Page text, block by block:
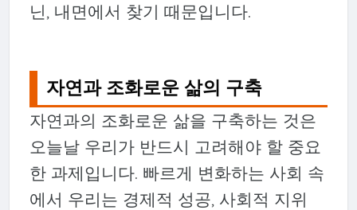
닌, 내면에서 찾기 때문입니다.
자연과 조화로운 삶의 구축
자연과의 조화로운 삶을 구축하는 것은
오늘날 우리가 반드시 고려해야 할 중요
한 과제입니다. 빠르게 변화하는 사회 속
에서 우리는 경제적 성공, 사회적 지위